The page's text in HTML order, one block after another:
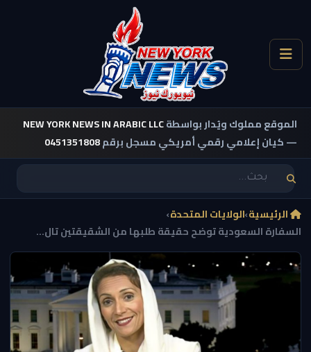
الموقع مملوك ويُدار بواسطةNEW YORK NEWS IN ARABIC LLC
— كيان إعلامي رقمي أمريكي مسجل برقم0451351808
الرئيسية›الولايات المتحدة›
السفارة السعودية توضح حقيقة طلبها من الشقيقتين تال...